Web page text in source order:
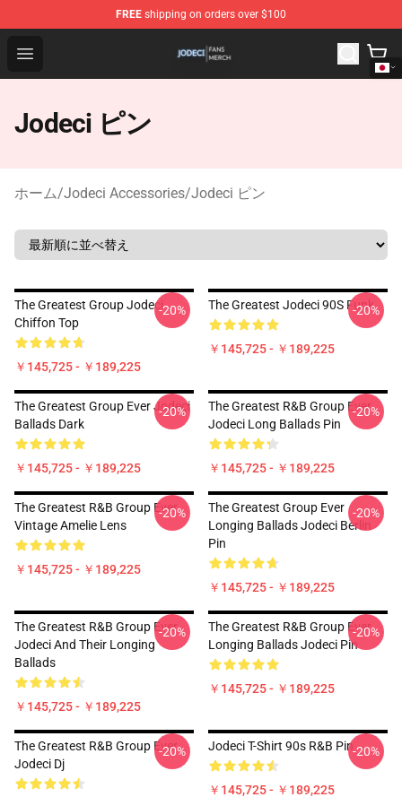
FREE shipping on orders over $100
Open menu
Jodeci Shop - Official Jodeci Merchandise Store
Jodeci ピン
ホーム/Jodeci Accessories/Jodeci ピン
The Greatest Group Jodeci
Chiffon Top
￥145,725 - ￥189,225
-20% The Greatest Jodeci 90S Funk
￥145,725 - ￥189,225
-20%
The Greatest Group Ever Jodeci
Ballads Dark
￥145,725 - ￥189,225
-20%
The Greatest R&B Group Ever
Jodeci Long Ballads Pin
￥145,725 - ￥189,225
-20%
The Greatest R&B Group Ever
Vintage Amelie Lens
￥145,725 - ￥189,225
-20%
The Greatest Group Ever
Longing Ballads Jodeci Berlin
Pin
￥145,725 - ￥189,225
-20%
The Greatest R&B Group Ever
Jodeci And Their Longing
Ballads
￥145,725 - ￥189,225
-20%
The Greatest R&B Group Ever
Longing Ballads Jodeci Pin
￥145,725 - ￥189,225
-20%
The Greatest R&B Group Ever
Jodeci Dj
-20% Jodeci T-Shirt 90s R&B Pin
￥145,725 - ￥189,225
-20%